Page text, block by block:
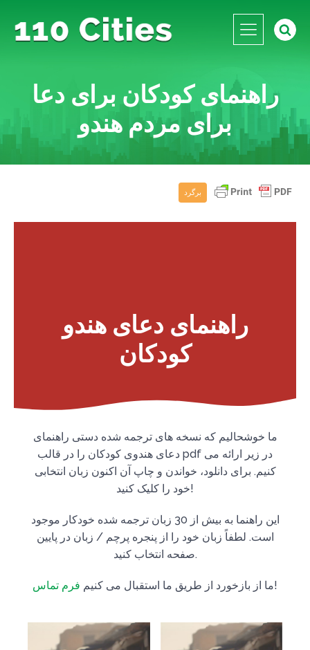
راهنمای کودکان برای دعا
برای مردم هندو
برگرد
راهنمای دعای هندو
کودکان
ما خوشحالیم که نسخه های ترجمه شده دستی راهنمای
دعای هندوی کودکان را در قالب pdf در زیر ارائه می
کنیم. برای دانلود، خواندن و چاپ آن اکنون زبان انتخابی
خود را کلیک کنید!
این راهنما به بیش از 30 زبان ترجمه شده خودکار موجود
است. لطفاً زبان خود را از پنجره پرچم / زبان در پایین
صفحه انتخاب کنید.
ما از بازخورد از طریق ما استقبال می کنیم فرم تماس !